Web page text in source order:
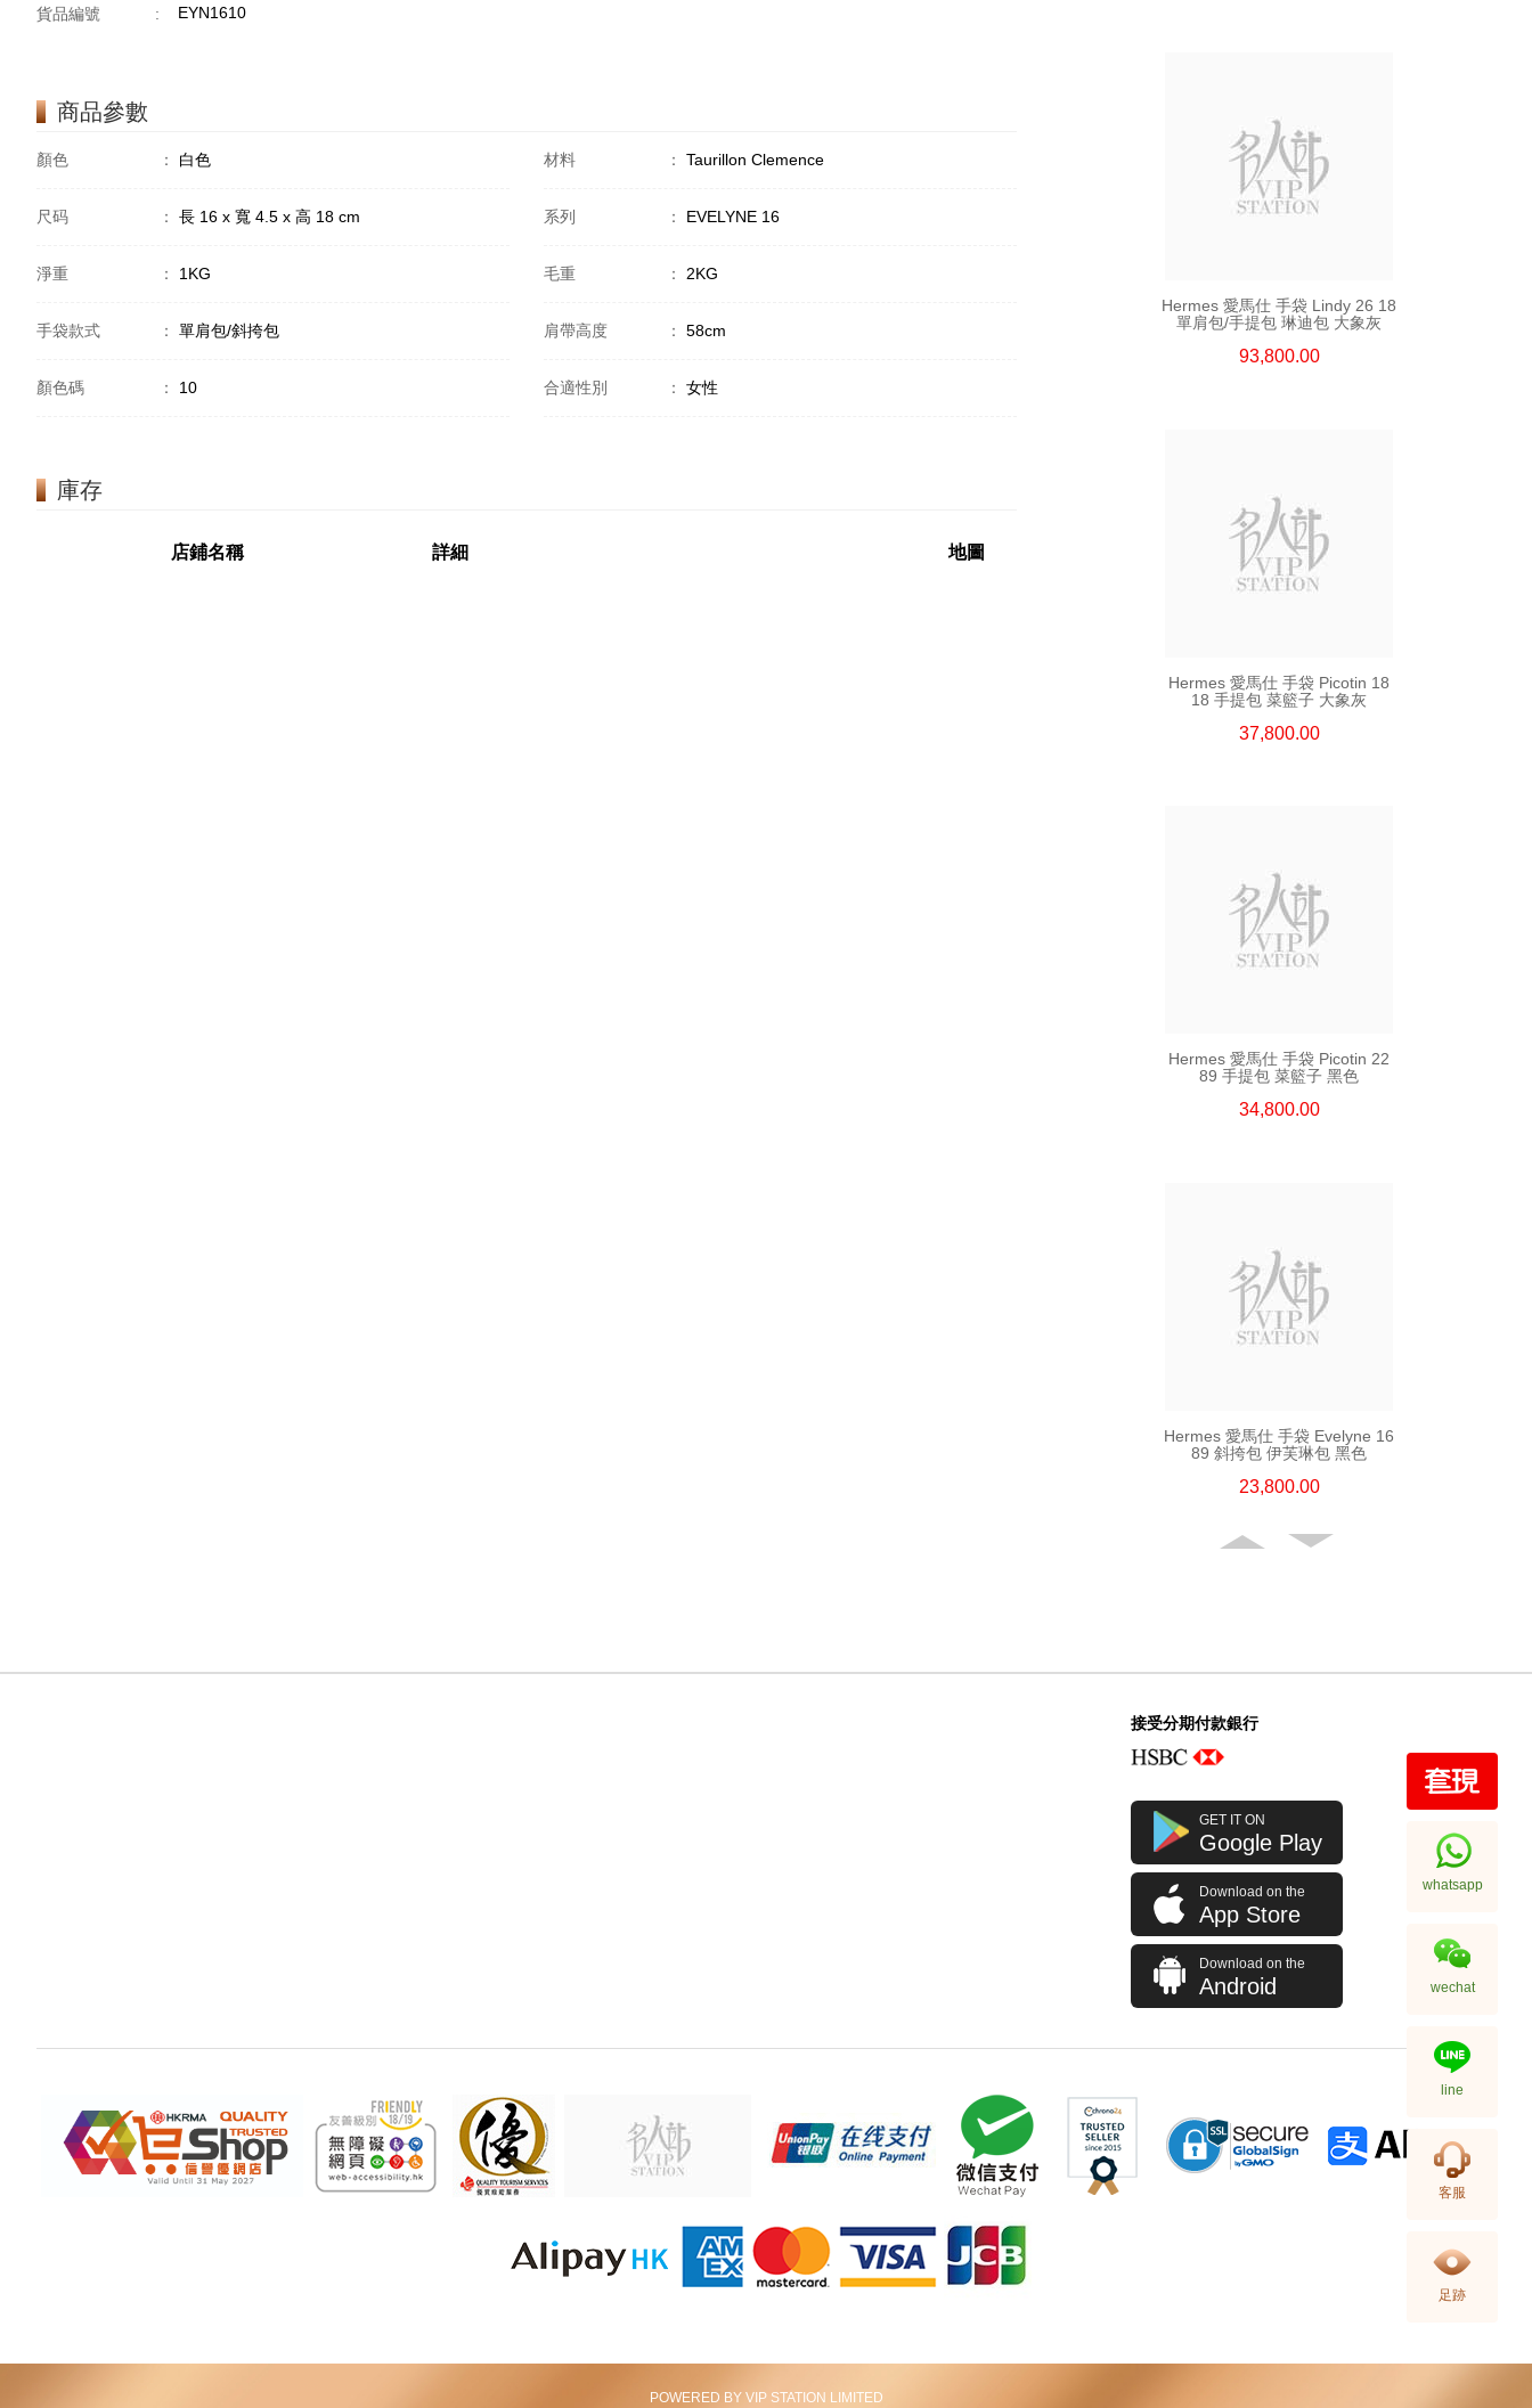
貨品編號 : EYN1610
商品參數
顏色 ： 白色 材料 ： Taurillon Clemence
尺码 ： 長 16 x 寬 4.5 x 高 18 cm 系列 ： EVELYNE 16
淨重 ： 1KG 毛重 ： 2KG
手袋款式 ： 單肩包/斜挎包 肩帶高度 ： 58cm
顏色碼 ： 10 合適性別 ： 女性
庫存
店鋪名稱 詳細 地圖
Hermes 愛馬仕 手袋 Lindy 26 18
單肩包/手提包 琳迪包 大象灰
93,800.00
Hermes 愛馬仕 手袋 Picotin 18
18 手提包 菜籃子 大象灰
37,800.00
Hermes 愛馬仕 手袋 Picotin 22
89 手提包 菜籃子 黑色
34,800.00
Hermes 愛馬仕 手袋 Evelyne 16
89 斜挎包 伊芙琳包 黑色
23,800.00
Hermes 愛馬仕 手袋 Evelyne 29
89 斜挎包 伊芙琳包 黑色
32,800.00
接受分期付款銀行
GET IT ON
Google Play
Download on the
App Store
Download on the
Android
POWERED BY VIP STATION LIMITED
whatsapp
wechat
line
客服
足跡